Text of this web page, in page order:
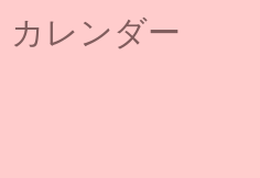
カレンダー